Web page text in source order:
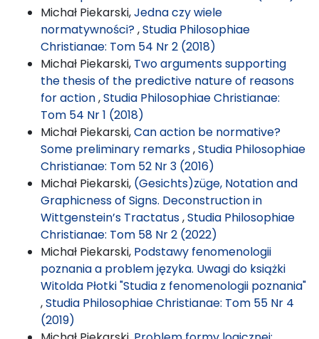
Michał Piekarski,Jedna czy wiele
normatywności?,Studia Philosophiae
Christianae: Tom 54 Nr 2 (2018)
Michał Piekarski, Two arguments supporting
the thesis of the predictive nature of reasons
for action,Studia Philosophiae Christianae:
Tom 54 Nr 1 (2018)
Michał Piekarski,Can action be normative?
Some preliminary remarks,Studia Philosophiae
Christianae: Tom 52 Nr 3 (2016)
Michał Piekarski, (Gesichts)züge, Notation and
Graphicness of Signs. Deconstruction in
Wittgenstein’s Tractatus,Studia Philosophiae
Christianae: Tom 58 Nr 2 (2022)
Michał Piekarski, Podstawy fenomenologii
poznania a problem języka. Uwagi do książki
Witolda Płotki "Studia z fenomenologii poznania"
,Studia Philosophiae Christianae: Tom 55 Nr 4
(2019)